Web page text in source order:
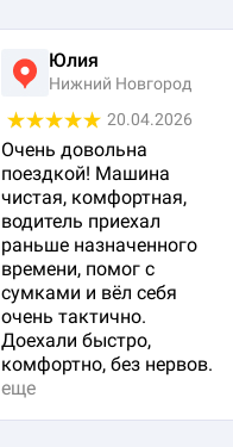
Юлия
Нижний Новгород
20.04.2026
Очень довольна
поездкой! Машина
чистая, комфортная,
водитель приехал
раньше назначенного
времени, помог с
сумками и вёл себя
очень тактично.
Доехали быстро,
комфортно, без нервов.
еще